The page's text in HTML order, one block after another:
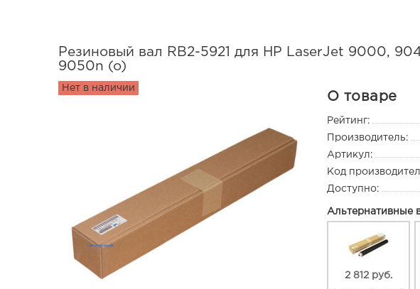
Резиновый вал RB2-5921 для HP LaserJet 9000,
9050n (o)
Нет в наличии
О товаре
Рейтинг:
Производитель:
Артикул:
Код
Доступно:
Альтернативные
2 812 руб.